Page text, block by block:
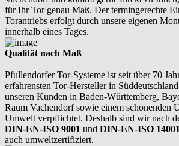
für Ihr Tor genau Maß. Der termingerechte
Torantriebs erfolgt durch unsere eigenen
innerhalb eines Tages.
Qualität nach Maß
Pfullendorfer Tor-Systeme ist seit über 70
erfahrensten Tor-Hersteller in
unseren Kunden in Baden-Württemberg,
Raum Vachendorf sowie einem schonenden
Umwelt verpflichtet. Deshalb sind wir nach
DIN-EN-ISO 9001 und DIN-EN-ISO 14001
auch umweltzertifiziert.